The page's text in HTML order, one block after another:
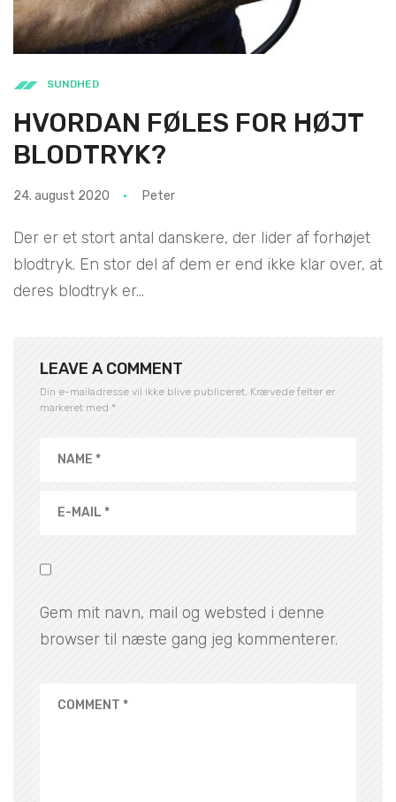
SUNDHED
HVORDAN FØLES FOR HØJT
BLODTRYK?
24. august 2020 Peter
Der er et stort antal danskere, der lider af forhøjet
blodtryk. En stor del af dem er end ikke klar over, at
deres blodtryk er...
LEAVE A COMMENT
Din e-mailadresse vil ikke blive publiceret. Krævede felter er
markeret med *
Gem mit navn, mail og websted i denne
browser til næste gang jeg kommenterer.